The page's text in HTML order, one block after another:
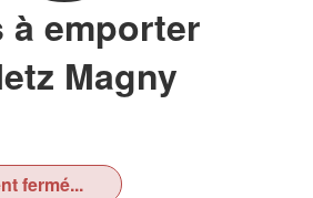
emporter
Magny
fermé...